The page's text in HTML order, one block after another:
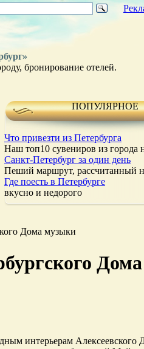
бронирование отелей.
ПОПУЛЯРНОЕ
Что привезти из Петербурга
Наш топ10 сувениров из города
Санкт-Петербург за один день
Пеший маршрут, рассчитанный
Где поесть в Петербурге
вкусно и недорого
Дома музыки
Дома
интерьерам Алексеевского